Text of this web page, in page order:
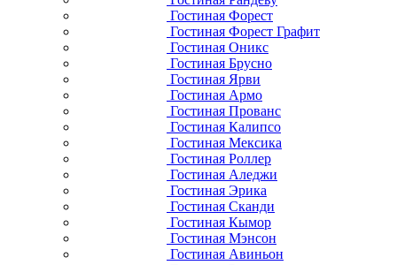
Гостиная Форест
Гостиная Форест Графит
Гостиная Оникс
Гостиная Брусно
Гостиная Ярви
Гостиная Армо
Гостиная Прованс
Гостиная Калипсо
Гостиная Мексика
Гостиная Роллер
Гостиная Аледжи
Гостиная Эрика
Гостиная Сканди
Гостиная Кымор
Гостиная Мэнсон
Гостиная Авиньон